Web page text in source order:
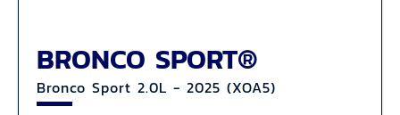
BRONCO SPORT®
Bronco Sport 2.0L - 2025 (XOA5)